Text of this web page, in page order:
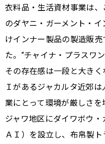
衣料品・生活資材事業は
のダヤニ・ガーメント・
けインナー製品の製造販
た。“チャイナ・プラスワ
その存在感は一段と大き
Ｉがあるジャカルタ近郊
業にとって環境が厳しさ
ジャワ地区にダイワボウ
ＡＩ）を設立し、布帛製